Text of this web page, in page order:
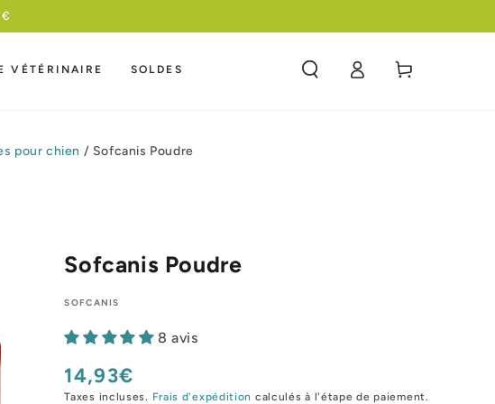
€
VÉTÉRINAIRE SOLDES Connexion Panier
pour chien / Sofcanis Poudre
Sofcanis Poudre
SOFCANIS
8 avis
Prix
normal
14,93€
Taxes incluses. Frais d'expédition calculés à l'étape de paiement.